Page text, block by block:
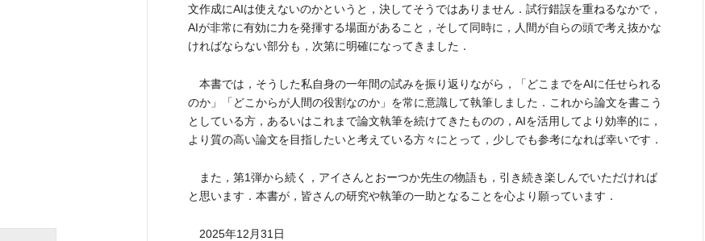
文作成にAIは使えないのかというと，決してそうではありません．試行錯誤を重ねるなかで，
AIが非常に有効に力を発揮する場面があること，そして同時に，人間が自らの頭で考え抜かな
ければならない部分も，次第に明確になってきました．
本書では，そうした私自身の一年間の試みを振り返りながら，「どこまでをAIに任せられる
のか」「どこからが人間の役割なのか」を常に意識して執筆しました．これから論文を書こう
としている方，あるいはこれまで論文執筆を続けてきたものの，AIを活用してより効率的に，
より質の高い論文を目指したいと考えている方々にとって，少しでも参考になれば幸いです．
また，第1弾から続く，アイさんとおーつか先生の物語も，引き続き楽しんでいただければ
と思います．本書が，皆さんの研究や執筆の一助となることを心より願っています．
2025年12月31日